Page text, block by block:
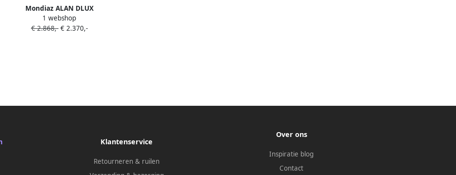
Mondiaz ALAN DLUX
Badkamermeubelset 130cm planchet
Frappe vrijhangende wastafel wasbak
1 webshop
€ 2.868,-€ 2.370,-
Klantenservice
Retourneren & ruilen
Over ons
Inspiratie blog
Contact